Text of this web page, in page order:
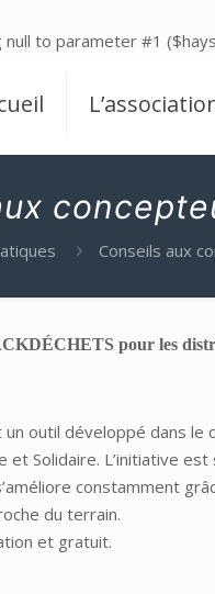
null to parameter #1
Conseils aux
pour les
un outil développé dans
et Solidaire. L’initiative
constamment
du terrain.
et gratuit.